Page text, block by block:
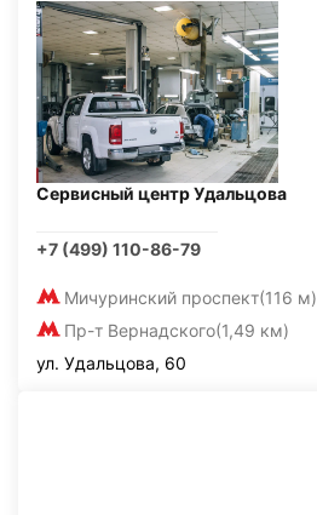
Сервисный центр Удальцова
+7 (499) 110-86-79
Мичуринский проспект(116 м)
Пр-т Вернадского(1,49 км)
ул. Удальцова, 60